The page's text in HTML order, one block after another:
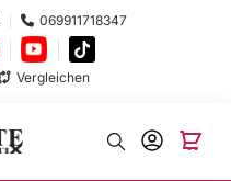
069911718347
Vergleichen